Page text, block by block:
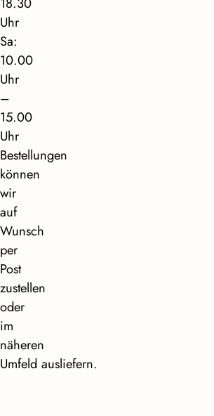
Uhr
Sa:
10.00
Uhr
–
15.00
Uhr
Bestellungen
können
wir
auf
Wunsch
per
Post
zustellen
oder
im
näheren
Umfeld ausliefern.